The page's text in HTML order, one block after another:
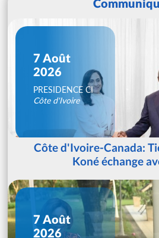
7 Août
2026
PRESIDENCE CI
Côte d'Ivoire
Côte d'Ivoire-Canada:
Koné échange
7 Août
2026